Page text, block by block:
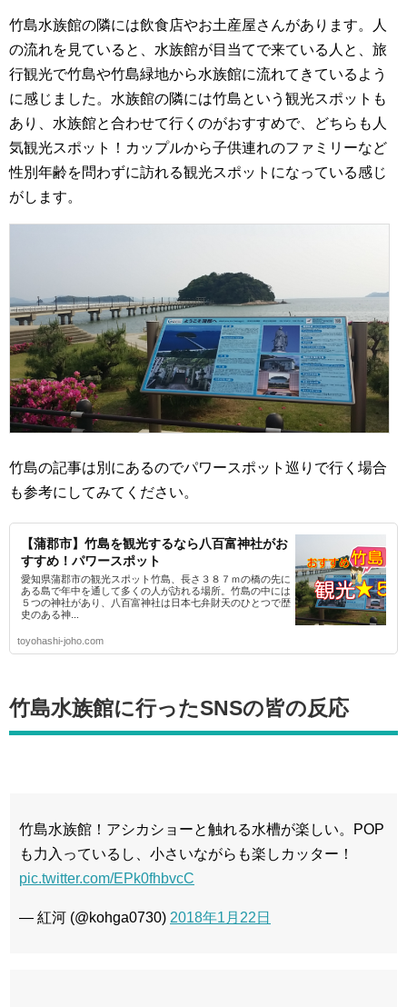
竹島水族館の隣には飲食店やお土産屋さんがあります。人
の流れを見ていると、水族館が目当てで来ている人と、旅
行観光で竹島や竹島緑地から水族館に流れてきているよう
に感じました。水族館の隣には竹島という観光スポットも
あり、水族館と合わせて行くのがおすすめで、どちらも人
気観光スポット！カップルから子供連れのファミリーなど
性別年齢を問わずに訪れる観光スポットになっている感じ
がします。
竹島の記事は別にあるのでパワースポット巡りで行く場合
も参考にしてみてください。
【蒲郡市】竹島を観光するなら八百富神社がお
すすめ！パワースポット
愛知県蒲郡市の観光スポット竹島、長さ３８７ｍの橋の先に
ある島で年中を通して多くの人が訪れる場所。竹島の中には
５つの神社があり、八百富神社は日本七弁財天のひとつで歴
史のある神...
toyohashi-joho.com
竹島水族館に行ったSNSの皆の反応
竹島水族館！アシカショーと触れる水槽が楽しい。POP
も力入っているし、小さいながらも楽しカッター！
pic.twitter.com/EPk0fhbvcC
— 紅河 (@kohga0730) 2018年1月22日